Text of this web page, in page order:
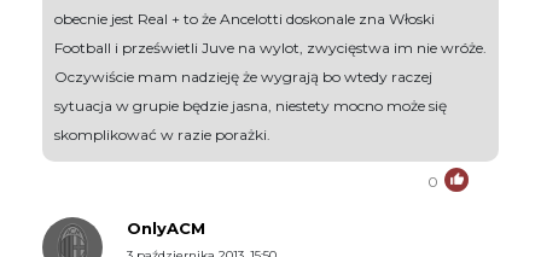
obecnie jest Real + to że Ancelotti doskonale zna Włoski
Football i prześwietli Juve na wylot, zwycięstwa im nie wróże.
Oczywiście mam nadzieję że wygrają bo wtedy raczej
sytuacja w grupie będzie jasna, niestety mocno może się
skomplikować w razie porażki.
0
OnlyACM